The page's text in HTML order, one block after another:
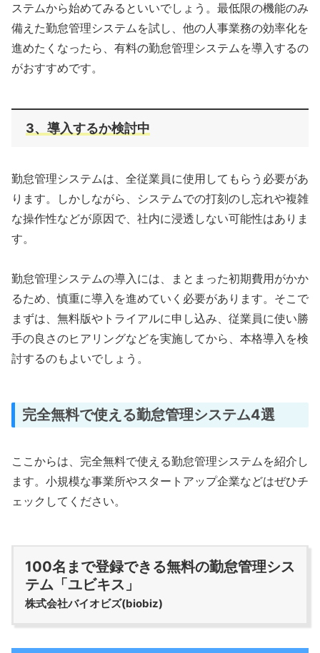
ステムから始めてみるといいでしょう。最低限の機能のみ
備えた勤怠管理システムを試し、他の人事業務の効率化を
進めたくなったら、有料の勤怠管理システムを導入するの
がおすすめです。
3、導入するか検討中
勤怠管理システムは、全従業員に使用してもらう必要があ
ります。しかしながら、システムでの打刻のし忘れや複雑
な操作性などが原因で、社内に浸透しない可能性はありま
す。
勤怠管理システムの導入には、まとまった初期費用がかか
るため、慎重に導入を進めていく必要があります。そこで
まずは、無料版やトライアルに申し込み、従業員に使い勝
手の良さのヒアリングなどを実施してから、本格導入を検
討するのもよいでしょう。
完全無料で使える勤怠管理システム4選
ここからは、完全無料で使える勤怠管理システムを紹介し
ます。小規模な事業所やスタートアップ企業などはぜひチ
ェックしてください。
100名まで登録できる無料の勤怠管理シス
テム「ユビキス」
株式会社バイオビズ(biobiz)